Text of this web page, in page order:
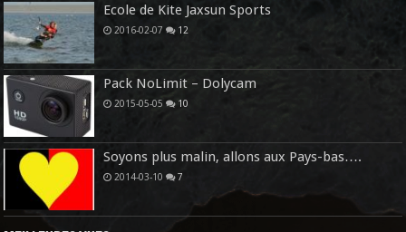
Ecole de Kite Jaxsun Sports
2016-02-07 12
Pack NoLimit – Dolycam
2015-05-05 10
Soyons plus malin, allons aux Pays-bas….
2014-03-10 7